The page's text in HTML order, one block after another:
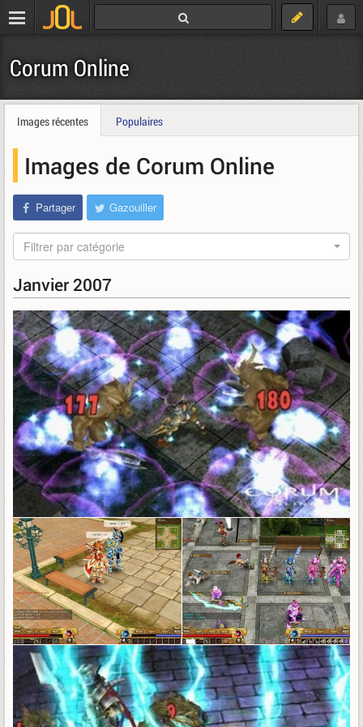
Corum Online
Images récentes Populaires
Images de Corum Online
Partager Gazouiller
Filtrer par catégorie
Janvier 2007